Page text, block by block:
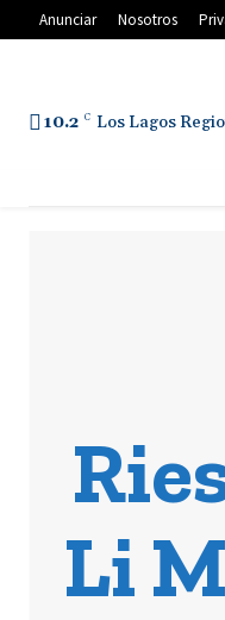
Anunciar Nosotros
10.2 C Los Lagos
Li